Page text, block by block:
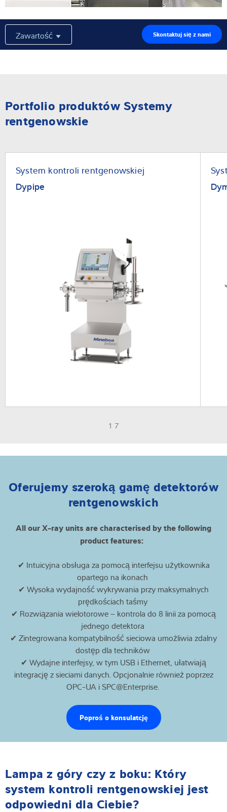
Zawartość Skontaktuj się z nami
Portfolio produktów Systemy
rentgenowskie
System kontroli rentgenowskiej
Dypipe
1 7
Oferujemy szeroką gamę detektorów
rentgenowskich
All our X-ray units are characterised by the following
product features:
✔ Intuicyjna obsługa za pomocą interfejsu użytkownika
opartego na ikonach
✔ Wysoka wydajność wykrywania przy maksymalnych
prędkościach taśmy
✔ Rozwiązania wielotorowe – kontrola do 8 linii za pomocą
jednego detektora
✔ Zintegrowana kompatybilność sieciowa umożliwia zdalny
dostęp dla techników
✔ Wydajne interfejsy, w tym USB i Ethernet, ułatwiają
integrację z sieciami danych. Opcjonalnie również poprzez
OPC-UA i SPC@Enterprise.
Poproś o konsulatcję
Lampa z góry czy z boku: Który
system kontroli rentgenowskiej jest
odpowiedni dla Ciebie?